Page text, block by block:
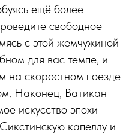
ещё более
свободное
с этой жемчужиной
для вас темпе, и
на скоростном поезде
Наконец, Ватикан
искусство эпохи
капеллу и